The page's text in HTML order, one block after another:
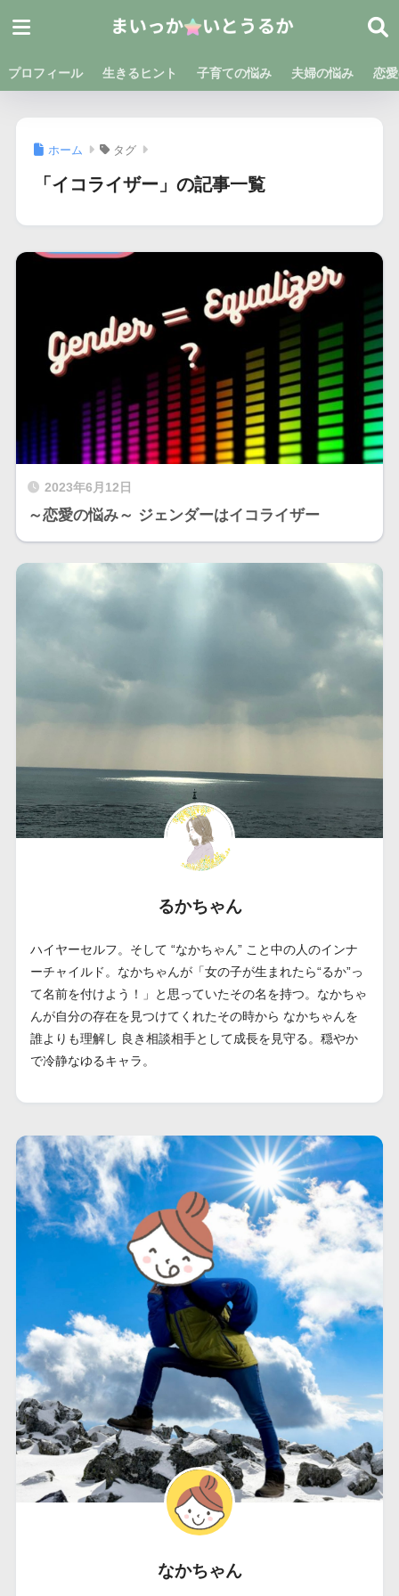
プロフィール 生きるヒント 子育ての悩み 夫婦の悩み 恋
ホーム タグ
「イコライザー」の記事一覧
2023年6月12日
～恋愛の悩み～ ジェンダーはイコライザー
るかちゃん
ハイヤーセルフ。そして “なかちゃん” こと中の人のインナ
ーチャイルド。なかちゃんが「女の子が生まれたら“るか”っ
て名前を付けよう！」と思っていたその名を持つ。なかちゃ
んが自分の存在を見つけてくれたその時から なかちゃんを
誰よりも理解し 良き相談相手として成長を見守る。穏やか
で冷静なゆるキャラ。
なかちゃん